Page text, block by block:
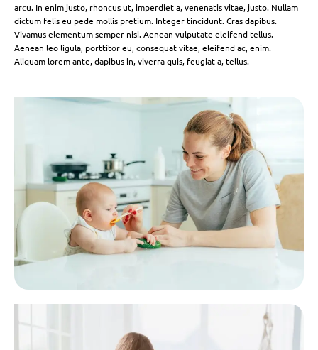
arcu. In enim justo, rhoncus ut, imperdiet a, venenatis vitae, justo. Nullam
dictum felis eu pede mollis pretium. Integer tincidunt. Cras dapibus.
Vivamus elementum semper nisi. Aenean vulputate eleifend tellus.
Aenean leo ligula, porttitor eu, consequat vitae, eleifend ac, enim.
Aliquam lorem ante, dapibus in, viverra quis, feugiat a, tellus.